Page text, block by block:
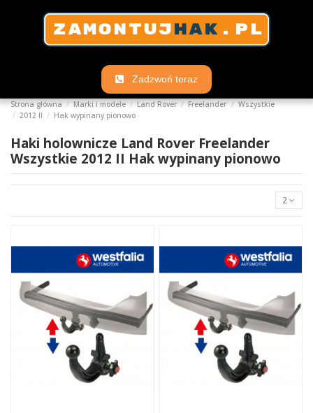
Zadzwoń teraz
Strona główna Marki i modele Land Rover Freelander
Wszystkie
2012 II
Hak wypinany pionowo
Haki holownicze Land Rover Freelander
Wszystkie 2012 II Hak wypinany pionowo
2